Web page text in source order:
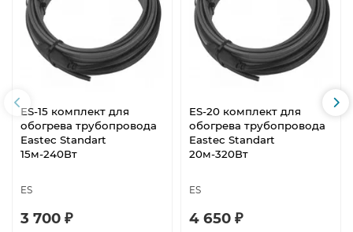
ES-15 комплект для
обогрева трубопровода
Eastec Standart
15м-240Вт
ES
3 700 ₽
ES-20 комплект для
обогрева трубопровода
Eastec Standart
20м-320Вт
ES
4 650 ₽